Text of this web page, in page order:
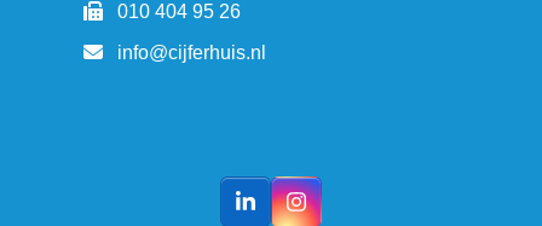
010 404 95 26
info@cijferhuis.nl
LinkedInInstagram